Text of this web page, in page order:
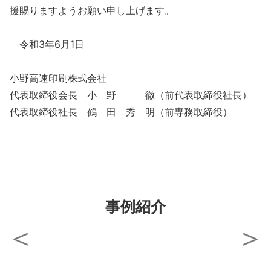
援賜りますようお願い申し上げます。
令和3年6月1日
小野高速印刷株式会社
代表取締役会長 小 野 徹（前代表取締役社長）
代表取締役社長 鶴 田 秀 明（前専務取締役）
事例紹介